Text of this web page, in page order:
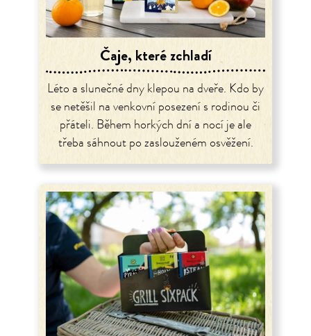
Čaje, které zchladí
Léto a slunečné dny klepou na dveře. Kdo by
se netěšil na venkovní posezení s rodinou či
přáteli. Během horkých dní a nocí je ale
třeba sáhnout po zaslouženém osvěžení.